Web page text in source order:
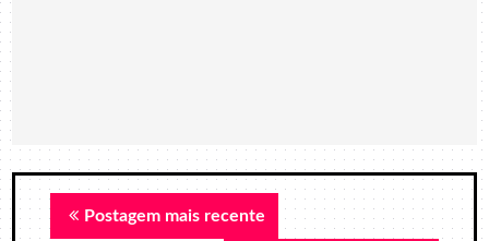
Postagem mais recente